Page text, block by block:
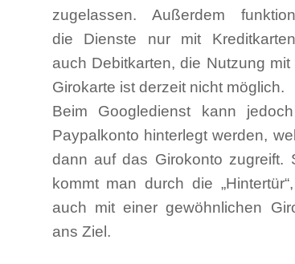
zugelassen. Außerdem
die Dienste nur mit
auch Debitkarten, die Nutzung mit
Girokarte ist derzeit nicht möglich.
Beim Googledienst kann
Paypalkonto hinterlegt werden,
dann auf das Girokonto zugreift.
kommt man durch die
auch mit einer gewöhnlichen
ans Ziel.